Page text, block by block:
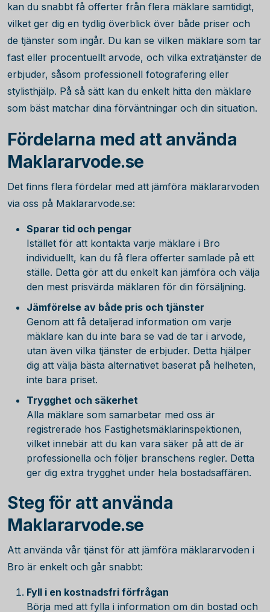
kan du snabbt få offerter från flera mäklare samtidigt,
vilket ger dig en tydlig överblick över både priser och
de tjänster som ingår. Du kan se vilken mäklare som tar
fast eller procentuellt arvode, och vilka extratjänster de
erbjuder, såsom professionell fotografering eller
stylisthjälp. På så sätt kan du enkelt hitta den mäklare
som bäst matchar dina förväntningar och din situation.
Fördelarna med att använda
Maklararvode.se
Det finns flera fördelar med att jämföra mäklararvoden
via oss på Maklararvode.se:
Sparar tid och pengar
Istället för att kontakta varje mäklare i Bro
individuellt, kan du få flera offerter samlade på ett
ställe. Detta gör att du enkelt kan jämföra och välja
den mest prisvärda mäklaren för din försäljning.
Jämförelse av både pris och tjänster
Genom att få detaljerad information om varje
mäklare kan du inte bara se vad de tar i arvode,
utan även vilka tjänster de erbjuder. Detta hjälper
dig att välja bästa alternativet baserat på helheten,
inte bara priset.
Trygghet och säkerhet
Alla mäklare som samarbetar med oss är
registrerade hos Fastighetsmäklarinspektionen,
vilket innebär att du kan vara säker på att de är
professionella och följer branschens regler. Detta
ger dig extra trygghet under hela bostadsaffären.
Steg för att använda
Maklararvode.se
Att använda vår tjänst för att jämföra mäklararvoden i
Bro är enkelt och går snabbt:
Fyll i en kostnadsfri förfrågan
Börja med att fylla i information om din bostad och